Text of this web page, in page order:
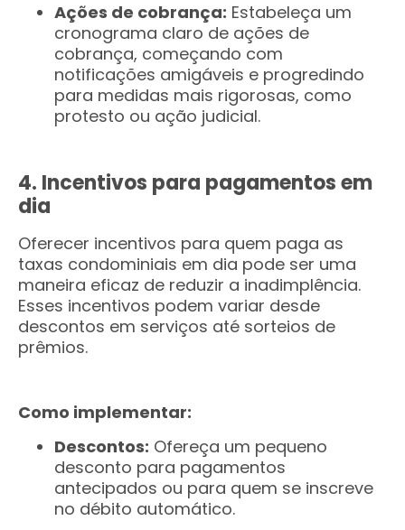
Ações de cobrança: Estabeleça um
cronograma claro de ações de
cobrança, começando com
notificações amigáveis e progredindo
para medidas mais rigorosas, como
protesto ou ação judicial.
4. Incentivos para pagamentos em
dia
Oferecer incentivos para quem paga as
taxas condominiais em dia pode ser uma
maneira eficaz de reduzir a inadimplência.
Esses incentivos podem variar desde
descontos em serviços até sorteios de
prêmios.
Como implementar:
Descontos: Ofereça um pequeno
desconto para pagamentos
antecipados ou para quem se inscreve
no débito automático.